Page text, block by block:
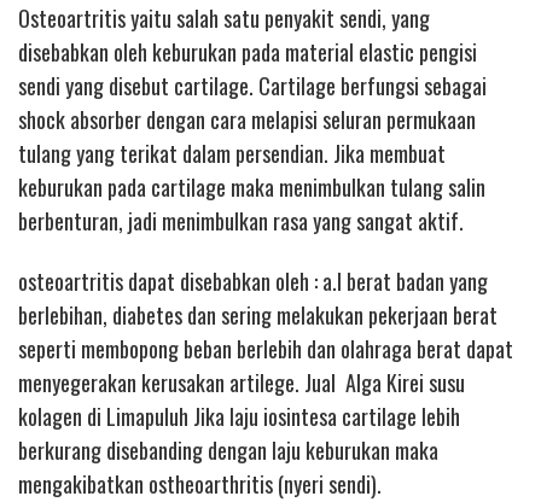
Osteoartritis yaitu salah satu penyakit sendi, yang
disebabkan oleh keburukan pada material elastic pengisi
sendi yang disebut cartilage. Cartilage berfungsi sebagai
shock absorber dengan cara melapisi seluran permukaan
tulang yang terikat dalam persendian. Jika membuat
keburukan pada cartilage maka menimbulkan tulang salin
berbenturan, jadi menimbulkan rasa yang sangat aktif.
osteoartritis dapat disebabkan oleh : a.l berat badan yang
berlebihan, diabetes dan sering melakukan pekerjaan berat
seperti membopong beban berlebih dan olahraga berat dapat
menyegerakan kerusakan artilege. Jual Alga Kirei susu
kolagen di Limapuluh Jika laju iosintesa cartilage lebih
berkurang disebanding dengan laju keburukan maka
mengakibatkan ostheoarthritis (nyeri sendi).